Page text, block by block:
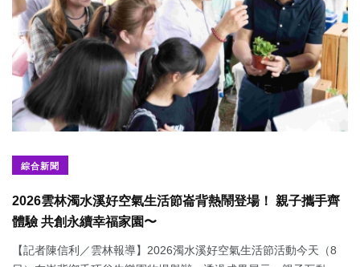
綜合新聞
2026雲林濁水溪好空氣生活節崙背熱鬧登場！ 親子攜手齊
體驗 共創永續幸福家園〜
【記者陳信利／雲林報導】2026濁水溪好空氣生活節活動今天（8